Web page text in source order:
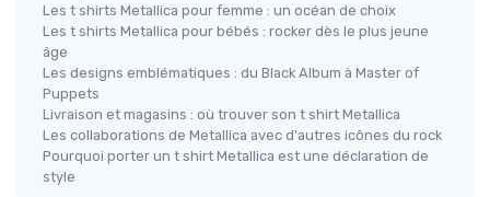
Les t shirts Metallica pour femme : un océan de choix
Les t shirts Metallica pour bébés : rocker dès le plus jeune
âge
Les designs emblématiques : du Black Album à Master of
Puppets
Livraison et magasins : où trouver son t shirt Metallica
Les collaborations de Metallica avec d'autres icônes du rock
Pourquoi porter un t shirt Metallica est une déclaration de
style